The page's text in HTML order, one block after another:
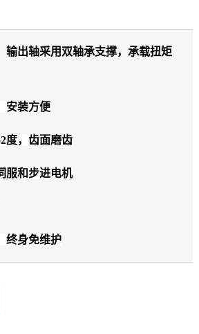
输出轴采用双轴承支撑，承载扭矩
安装方便
度，齿面磨齿
服和步进电机
终身免维护